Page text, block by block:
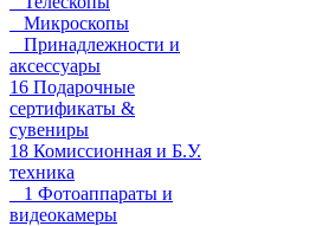
Микроскопы
Принадлежности и
аксессуары
16 Подарочные
сертификаты &
сувениры
18 Комиссионная и Б.У.
техника
1 Фотоаппараты и
видеокамеры